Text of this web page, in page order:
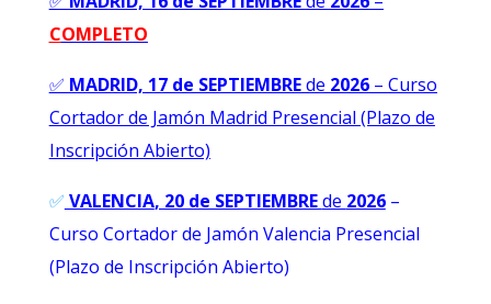
COMPLETO
✅ MADRID, 17 de SEPTIEMBREde 2026– Curso
Cortador de Jamón Madrid Presencial (Plazo de
Inscripción Abierto)
✅ VALENCIA, 20 de SEPTIEMBREde 2026–
Curso Cortador de Jamón Valencia Presencial
(Plazo de Inscripción Abierto)